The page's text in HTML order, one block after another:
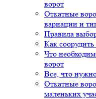
ворот
Откатные
вариации и
Правила
Как
Что
ворот
Все, что
Откатные
маленьких